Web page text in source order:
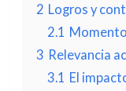
2 Logros y
2.1
3 Relevancia
3.1 El